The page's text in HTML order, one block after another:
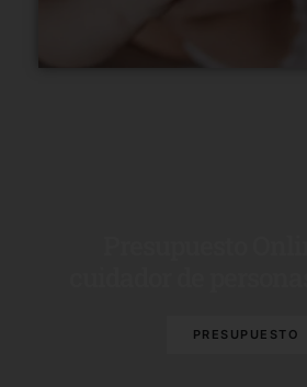
PRESUPUESTO